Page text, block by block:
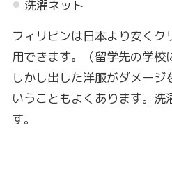
洗濯ネット
フィリピンは日本より安く
用できます。（留学先の学校
しかし出した洋服がダメージ
いうこともよくあります。
す。